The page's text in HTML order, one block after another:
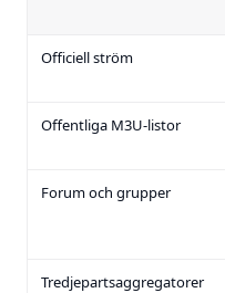
Officiell ström
Offentliga M3U-listor
Forum och grupper
Tredjepartsaggregatorer